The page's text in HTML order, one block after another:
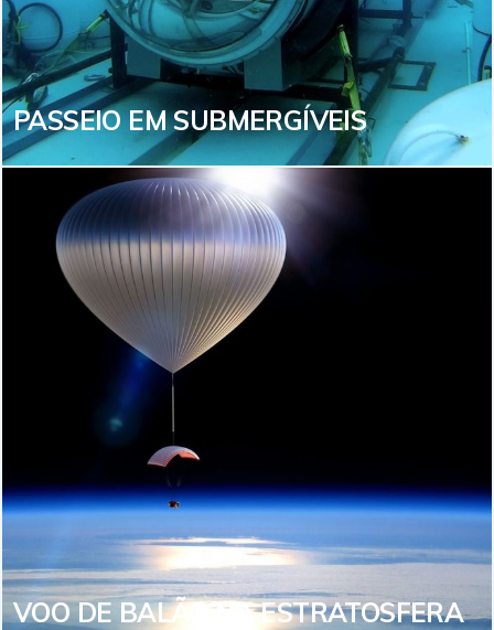
o fôlego!
VEJA MAIS
PASSEIO EM SUBMERGÍVEIS
PASSEIO EM SUBMERGÍVEIS
Sim, você pode embarcar em um submergível como
nas histórias de Júlio Verne e explorar as profundezas
do Oceano em segurança!
VEJA MAIS
VOO DE BALÃO NA ESTRATOSFERA